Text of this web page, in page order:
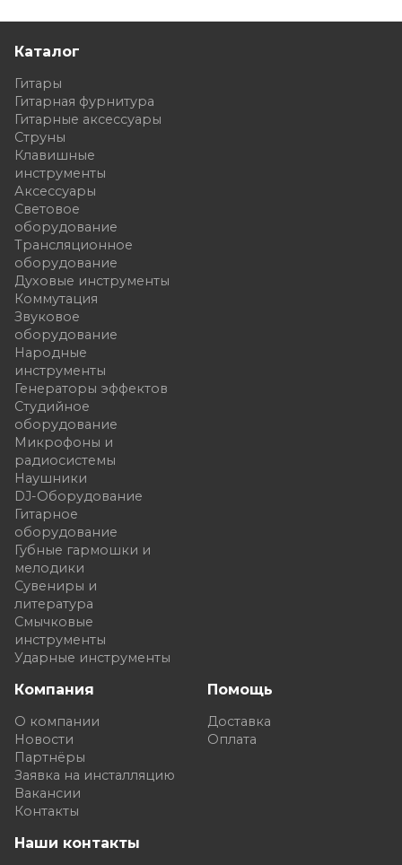
Каталог
Гитары
Гитарная фурнитура
Гитарные аксессуары
Струны
Клавишные
инструменты
Аксессуары
Световое
оборудование
Трансляционное
оборудование
Духовые инструменты
Коммутация
Звуковое
оборудование
Народные
инструменты
Генераторы эффектов
Студийное
оборудование
Микрофоны и
радиосистемы
Наушники
DJ-Оборудование
Гитарное
оборудование
Губные гармошки и
мелодики
Сувениры и
литература
Смычковые
инструменты
Ударные инструменты
Компания
О компании
Новости
Партнёры
Заявка на инсталляцию
Вакансии
Контакты
Помощь
Доставка
Оплата
Наши контакты